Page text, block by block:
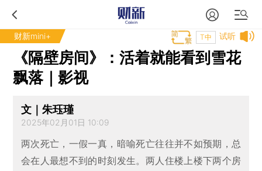
财新mini+ 试听
T中
《隔壁房间》：活着就能看到雪花
飘落｜影视
文｜朱珏瑾
2025年02月01日 10:09
两次死亡，一假一真，暗喻死亡往往并不如预期，总
会在人最想不到的时刻发生。两人住楼上楼下两个房